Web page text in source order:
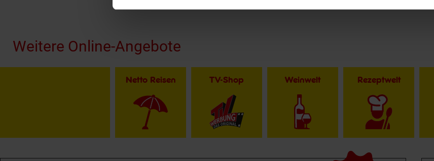
Weitere Online-Angebote
Netto Reisen TV-Shop Weinwelt Rezeptwelt